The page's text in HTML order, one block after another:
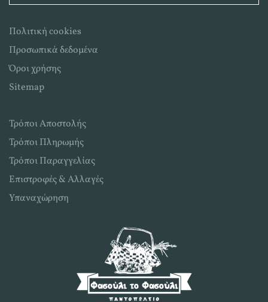
Πολιτική cookies
Προσωπικά δεδομένα
Όροι χρήσης
Sitemap
Τρόποι Αποστολής
Τρόποι Πληρωμής
Τρόποι Παραγγελίας
Επιστροφές & Αλλαγές
Υπαναχώρηση